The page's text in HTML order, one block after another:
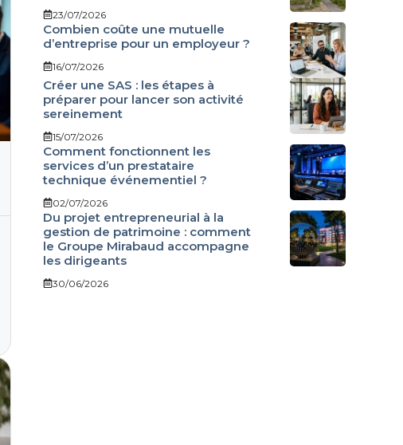
23/07/2026
Combien coûte une mutuelle
d’entreprise pour un employeur ?
16/07/2026
Créer une SAS : les étapes à
préparer pour lancer son activité
sereinement
15/07/2026
Comment fonctionnent les
services d’un prestataire
technique événementiel ?
02/07/2026
Du projet entrepreneurial à la
gestion de patrimoine : comment
le Groupe Mirabaud accompagne
les dirigeants
30/06/2026